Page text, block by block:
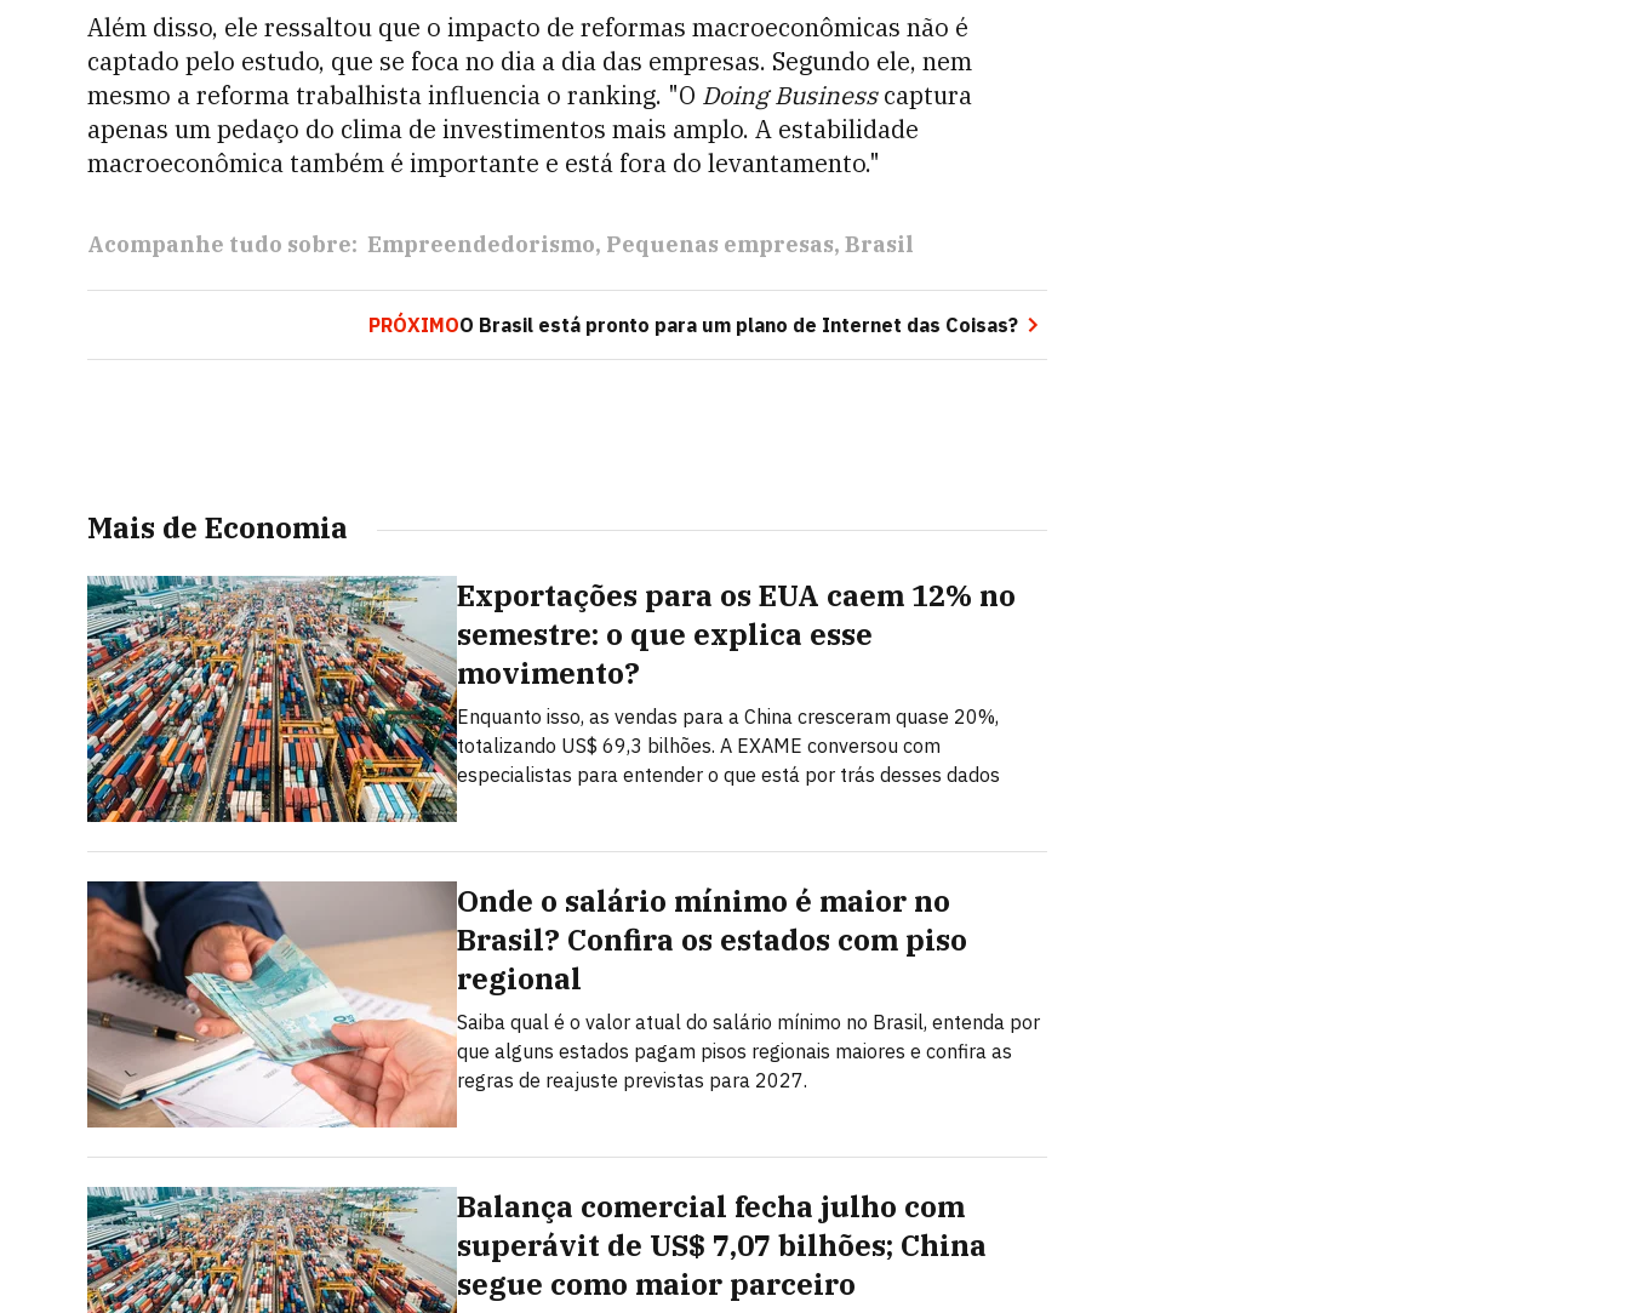
Além disso, ele ressaltou que o impacto de reformas macroeconômicas não é
captado pelo estudo, que se foca no dia a dia das empresas. Segundo ele, nem
mesmo a reforma trabalhista influencia o ranking. "O Doing Businesscaptura
apenas um pedaço do clima de investimentos mais amplo. A estabilidade
macroeconômica também é importante e está fora do levantamento."
Acompanhe tudo sobre: Empreendedorismo Pequenas empresas Brasil
PRÓXIMOO Brasil está pronto para um plano de Internet das Coisas?
Mais de Economia
Exportações para os EUA caem 12% no
semestre: o que explica esse
movimento?
Enquanto isso, as vendas para a China cresceram quase 20%,
totalizando US$ 69,3 bilhões. A EXAME conversou com
especialistas para entender o que está por trás desses dados
Onde o salário mínimo é maior no
Brasil? Confira os estados com piso
regional
Saiba qual é o valor atual do salário mínimo no Brasil, entenda por
que alguns estados pagam pisos regionais maiores e confira as
regras de reajuste previstas para 2027.
Balança comercial fecha julho com
superávit de US$ 7,07 bilhões; China
segue como maior parceiro